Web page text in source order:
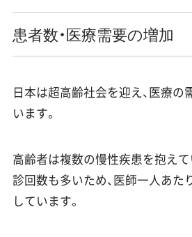
患者数・医療需要の増加
日本は超高齢社会を迎え、医療の
います。
高齢者は複数の慢性疾患を抱えて
診回数も多いため、医師一人あた
しています。